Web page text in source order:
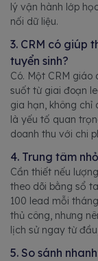
lý vận hành lớp
nối dữ liệu.
3. CRM có giúp
tuyển sinh?
Có. Một CRM
suốt từ giai đoạn
gia hạn, không
là yếu tố quan
doanh thu với chi
4. Trung tâm
Cần thiết nếu
theo dõi bằng sổ
100 lead mỗi
thủ công, nhưng
lịch sử ngay từ
5. So sánh